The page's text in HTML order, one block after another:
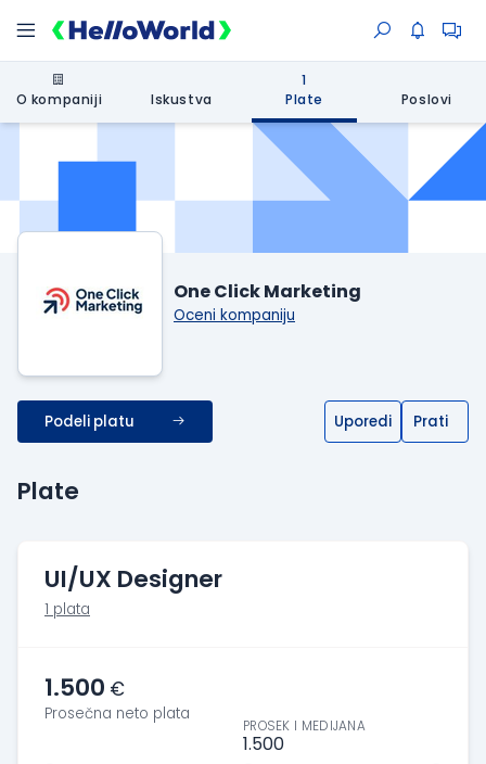
O kompaniji Iskustva
1
Plate
Poslovi
One Click Marketing
Oceni kompaniju
Podeli platu Uporedi Prati
Plate
UI/UX Designer
1 plata
1.500 €
Prosečna neto plata
PROSEK I MEDIJANA
1.500